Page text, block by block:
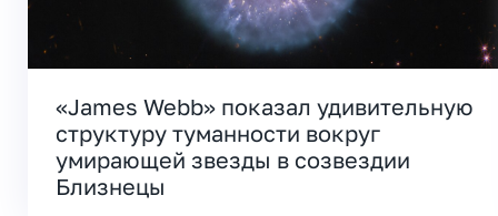
«James Webb» показал удивительную
структуру туманности вокруг
умирающей звезды в созвездии
Близнецы